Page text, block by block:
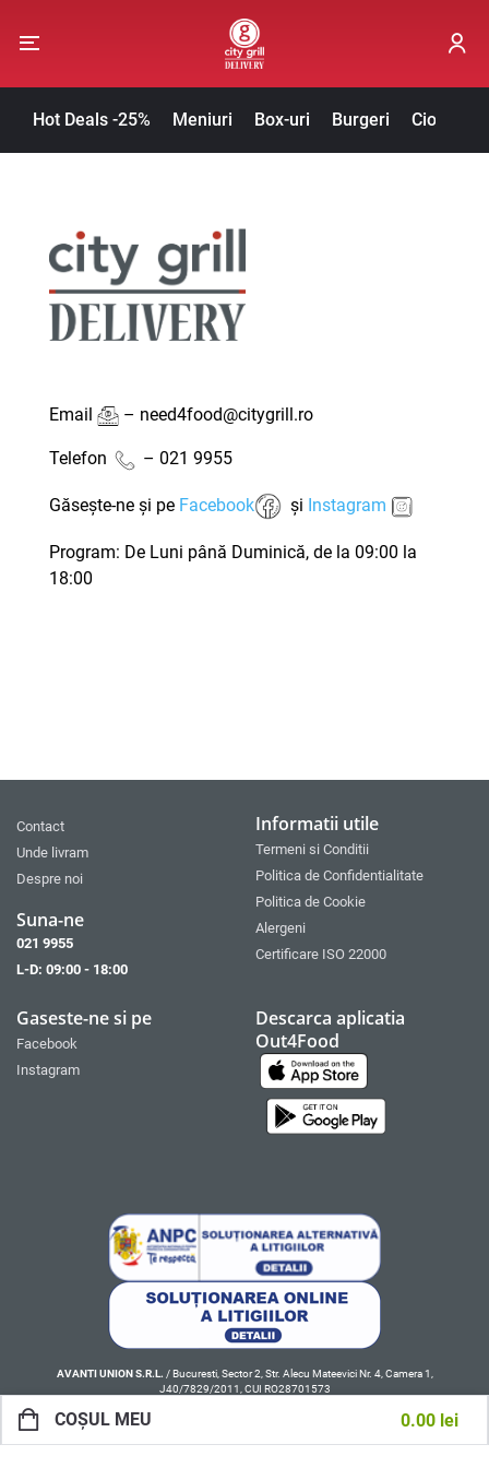
COȘUL MEU 0.00 lei
Hot Deals -25% Meniuri Box-uri Burgeri Ciorbe /
Email – need4food@citygrill.ro
Telefon – 021 9955
Găsește-ne și pe Facebook și Instagram
Program: De Luni până Duminică, de la 09:00 la
18:00
Contact
Unde livram
Despre noi
Suna-ne
021 9955
L-D: 09:00 - 18:00
Informatii utile
Termeni si Conditii
Politica de Confidentialitate
Politica de Cookie
Alergeni
Certificare ISO 22000
Gaseste-ne si pe
Facebook
Instagram
Descarca aplicatia
Out4Food
AVANTI UNION S.R.L. / Bucuresti, Sector 2, Str. Alecu Mateevici Nr. 4, Camera 1,
J40/7829/2011, CUI RO28701573